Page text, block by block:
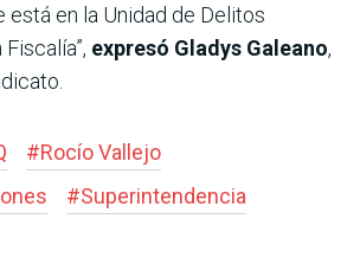
está en la Unidad de Delitos
expresó Gladys Galeano,
#Rocío Vallejo
#Superintendencia